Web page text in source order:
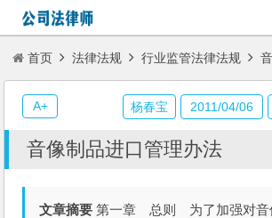
首页 法律法规 行业监管法律法规
音像制品进口管理办法
文章摘要 第一章 总则 为了加强对音
杨春宝 2011/04/06
A+